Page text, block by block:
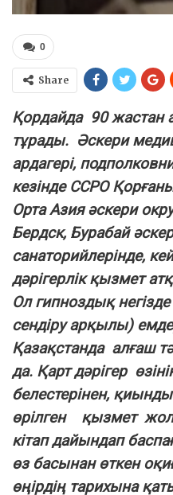
0
Share
Қордайда 90 жастан
тұрады. Әскери
ардагері,
кезінде ССРО
Орта Азия әскери
Бердск, Бурабай
санаторийлерінде,
дәрігерлік қызмет
Ол гипноздық негізде
сендіру арқылы)
Қазақстанда алғаш
да. Қарт дәрігер
белестерінен,
өрілген қызмет
кітап дайындап
өз басынан өткен
өңірдің тарихына